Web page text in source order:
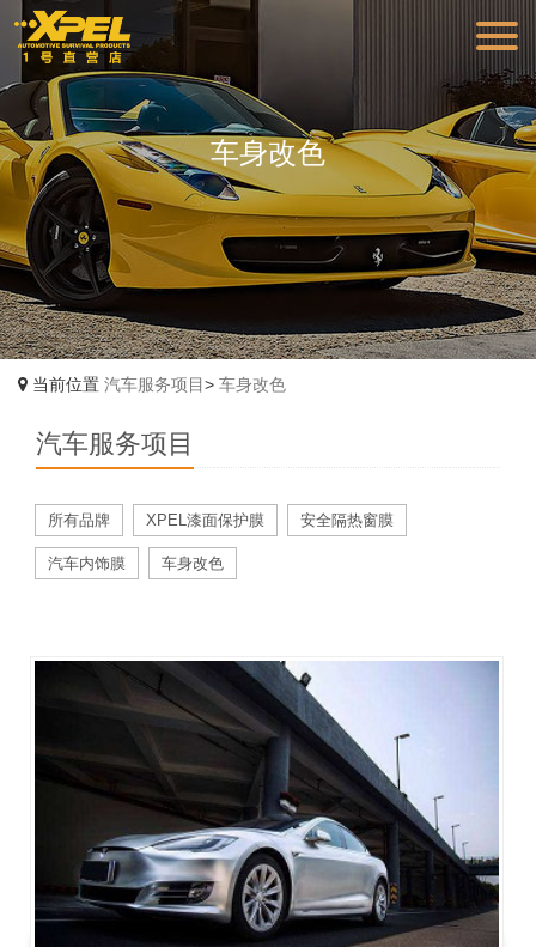
车身改色
当前位置 汽车服务项目> 车身改色
汽车服务项目
所有品牌 XPEL漆面保护膜 安全隔热窗膜
汽车内饰膜 车身改色